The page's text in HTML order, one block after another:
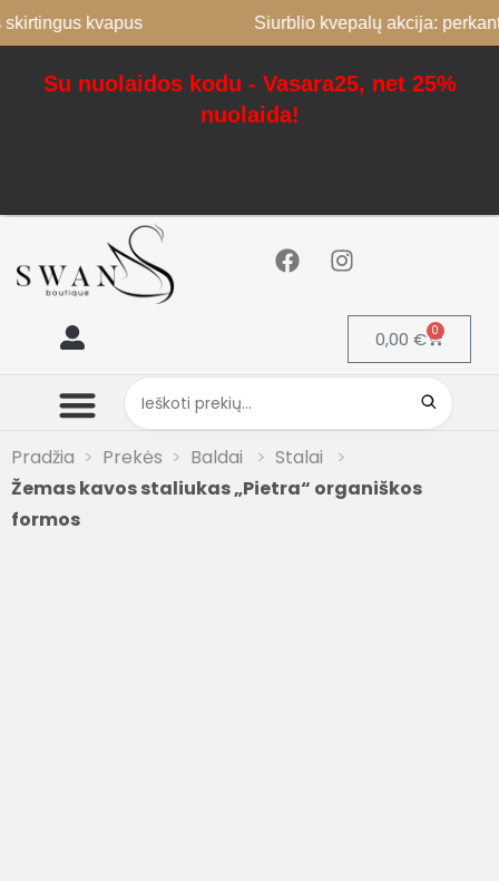
kvapus Siurblio kvepalų akcija: perkant 2,
Su nuolaidos kodu - Vasara25, net 25%
nuolaida!
0,00 € 0
Pradžia Prekės Baldai
Stalai
Žemas kavos staliukas „Pietra“ organiškos
formos